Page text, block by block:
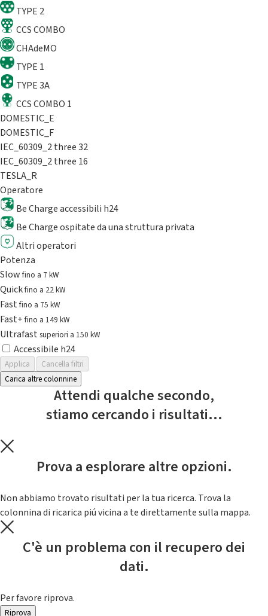
TYPE 2
CCS COMBO
CHAdeMO
TYPE 1
TYPE 3A
CCS COMBO 1
DOMESTIC_E
DOMESTIC_F
IEC_60309_2 three 32
IEC_60309_2 three 16
TESLA_R
Operatore
Be Charge accessibili h24
Be Charge ospitate da una struttura privata
Altri operatori
Potenza
Slowfino a 7 kW
Quickfino a 22 kW
Fastfino a 75 kW
Fast+fino a 149 kW
Ultrafast superiori a 150 kW
Accessibile h24
Applica
Cancella filtri
Carica altre colonnine
Attendi qualche secondo,
stiamo cercando i risultati...
Prova a esplorare altre opzioni.
Non abbiamo trovato risultati per la tua ricerca. Trova la
colonnina di ricarica piú vicina a te direttamente sulla mappa.
C'è un problema con il recupero dei
dati.
Per favore riprova.
Riprova